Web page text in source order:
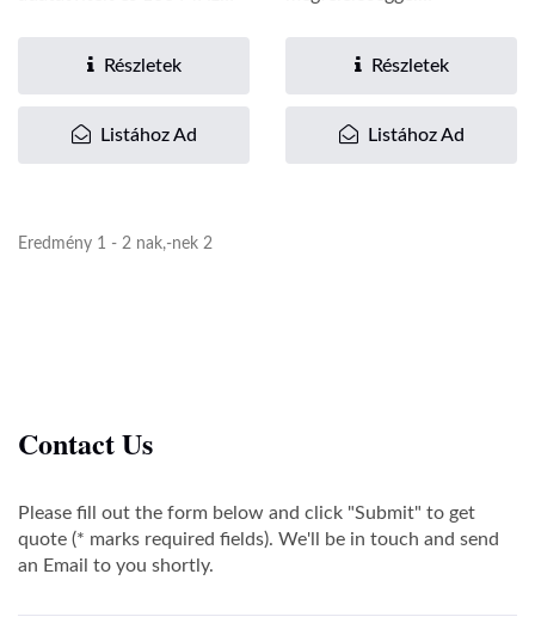
Részletek
Listához Ad
hogy a patch...Részletek
Listához Ad
Eredmény 1 - 2 nak,-nek 2